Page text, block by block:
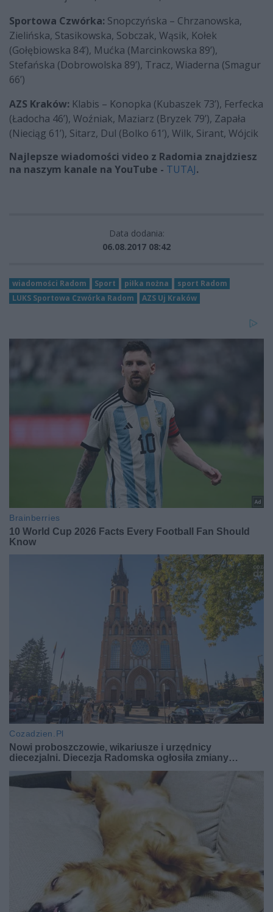
Sportowa Czwórka: Snopczyńska – Chrzanowska,
Zielińska, Stasikowska, Sobczak, Wąsik, Kołek
(Gołębiowska 84’), Mućka (Marcinkowska 89’),
Stefańska (Dobrowolska 89’), Tracz, Wiaderna (Smagur
66’)
AZS Kraków: Klabis – Konopka (Kubaszek 73’), Ferfecka
(Ładocha 46’), Woźniak, Maziarz (Bryzek 79’), Zapała
(Nieciąg 61’), Sitarz, Dul (Bolko 61’), Wilk, Sirant, Wójcik
Najlepsze wiadomości video z Radomia znajdziesz
na naszym kanale na YouTube - TUTAJ.
Data dodania:
06.08.2017 08:42
wiadomości Radom Sport piłka nożna
sport Radom
LUKS Sportowa Czwórka Radom
AZS Uj Kraków